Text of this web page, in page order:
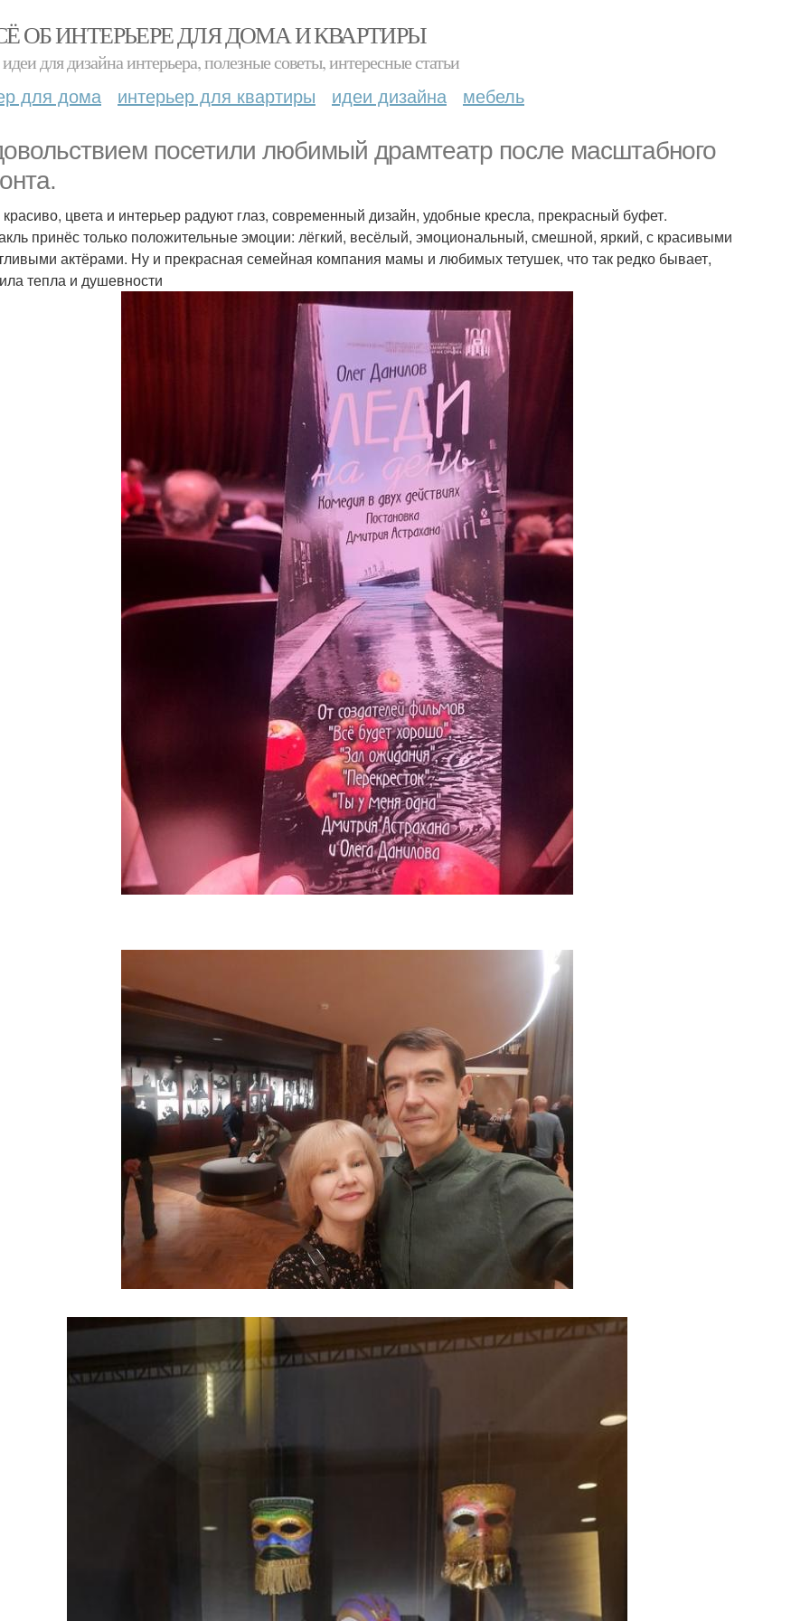
ОБ ИНТЕРЬЕРЕ ДЛЯ ДОМА И КВАРТИРЫ
для дизайна интерьера, полезные советы, интересные статьи
для дома интерьер для квартиры идеи дизайна мебель
посетили любимый драмтеатр после масштабного
цвета и интерьер радуют глаз, современный дизайн, удобные кресла, прекрасный буфет.
принёс только положительные эмоции: лёгкий, весёлый, эмоциональный, смешной, яркий, с красивыми
актёрами. Ну и прекрасная семейная компания мамы и любимых тетушек, что так редко бывает,
тепла и душевности